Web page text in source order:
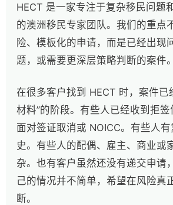
HECT 是一家专注于复杂移民问题
的澳洲移民专家团队。我们的重点
险、模板化的申请，而是已经出现
题，或需要更深层策略判断的案件。
在很多客户找到 HECT 时，案件已
材料”的阶段。有些人已经收到拒
面对签证取消或 NOICC。有些人
史。有些人的配偶、雇主、商业或
杂。也有客户虽然还没有递交申请
己的情况并不简单，希望在风险真
断。